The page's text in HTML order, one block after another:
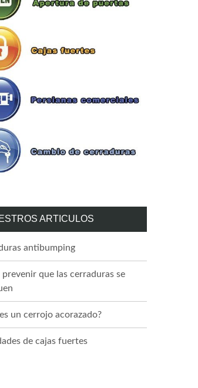
ARTICULOS
antibumping
prevenir que las cerraduras se
un cerrojo acorazado?
de cajas fuertes